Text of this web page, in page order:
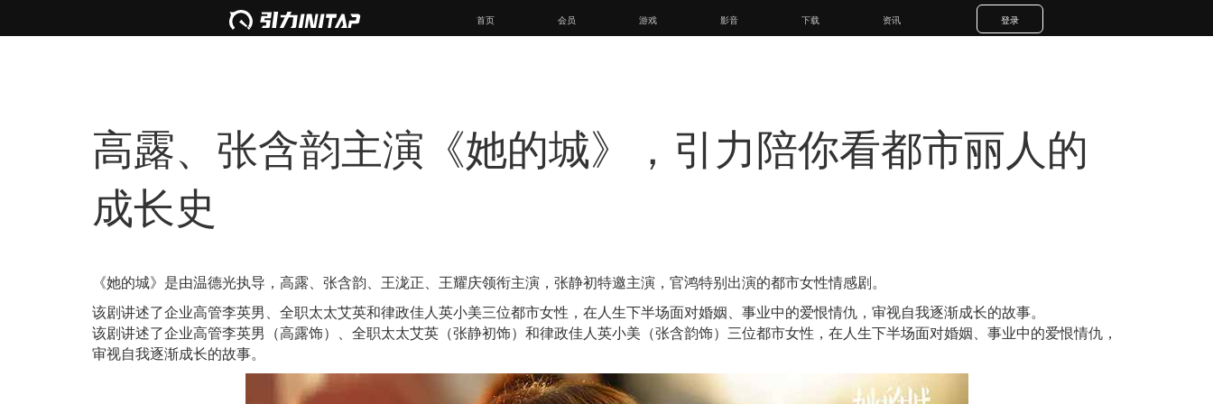
首页 会员 游戏 影音 下载 资讯 登录
高露、张含韵主演《她的城》，引力陪你看都市丽人的
成长史
《她的城》是由温德光执导，高露、张含韵、王泷正、王耀庆领衔主演，张静初特邀主演，官鸿特别出演的都市女性情感剧。
该剧讲述了企业高管李英男、全职太太艾英和律政佳人英小美三位都市女性，在人生下半场面对婚姻、事业中的爱恨情仇，审视自我逐渐成长的故事。
该剧讲述了企业高管李英男（高露饰）、全职太太艾英（张静初饰）和律政佳人英小美（张含韵饰）三位都市女性，在人生下半场面对婚姻、事业中的爱恨情仇，
审视自我逐渐成长的故事。